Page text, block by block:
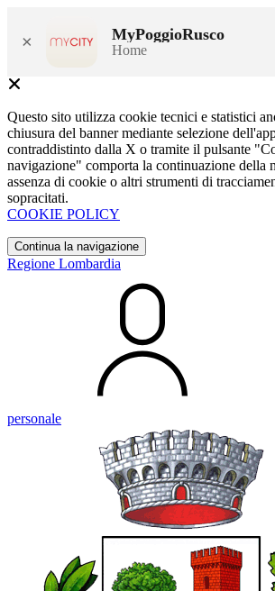
× MyPoggioRusco
Home
Questo sito utilizza cookie tecnici e statistici
chiusura del banner mediante selezione
contraddistinto dalla X o tramite il pulsante
navigazione" comporta la continuazione della
assenza di cookie o altri strumenti di
sopracitati.
COOKIE POLICY
Continua la navigazione
Regione Lombardia
personale